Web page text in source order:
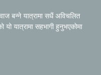
बन्ने यात्रामा सधैं अविचलित
यात्रामा सहभागी हुनुभएकोमा